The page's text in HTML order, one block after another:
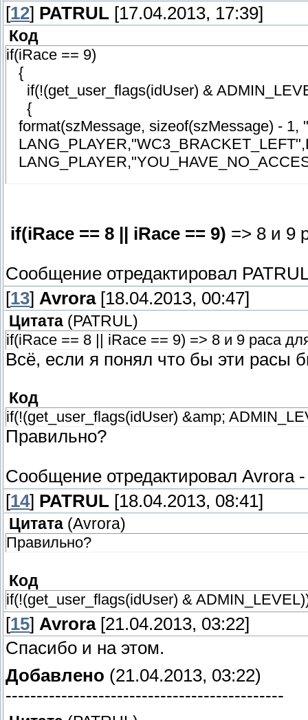
show_motd(idUser, "addons/amxmodx/
WC3_ChangeRaceStart(idUser);
return PLUGIN_HANDLED;
[12] PATRUL [17.04.2013, 17:39]
Код
if(iRace == 9)
{
if(!(get_user_flags(idUser) &
{
format(szMessage, sizeof(szMessage) -
new szRaceName[64];
lang_GetRaceName( iRace, idUser,
show_motd(idUser, "addons/amxmodx/
WC3_ChangeRaceStart(idUser);
return PLUGIN_HANDLED;
}
}
if(iRace == 8 || iRace == 9) => 8 и 9
Сообщение отредактировал PATRUL
[13] Avrora[18.04.2013, 00:47]
Цитата ( PATRUL)
if(iRace == 8 || iRace == 9) => 8 и 9 раса
Всё, если я понял что бы эти расы
Код
if(!(get_user_flags(idUser) &amp;
Правильно?
Сообщение отредактировал Avrora
[14] PATRUL [18.04.2013, 08:41]
Цитата (Avrora)
Правильно?
Код
if(!(get_user_flags(idUser) &
[15] Avrora[21.04.2013, 03:22]
Спасибо и на этом.
Добавлено (21.04.2013, 03:22)
---------------------------------------------